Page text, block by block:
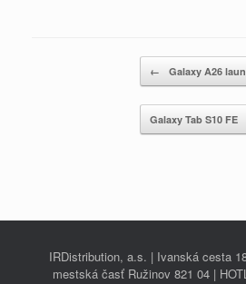
← Galaxy A26
Galaxy Tab S10 FE
IRDistribution, a.s. | Ivanská cesta
mestská časť Ružinov 821 04 |